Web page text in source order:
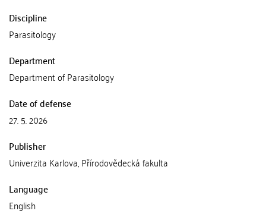
Discipline
Parasitology
Department
Department of Parasitology
Date of defense
27. 5. 2026
Publisher
Univerzita Karlova, Přírodovědecká fakulta
Language
English